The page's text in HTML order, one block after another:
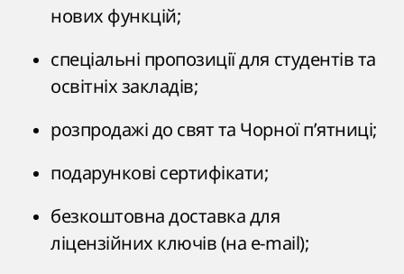
нових функцій;
спеціальні пропозиції для студентів та
освітніх закладів;
розпродажі до свят та Чорної п’ятниці;
подарункові сертифікати;
безкоштовна доставка для
ліцензійних ключів (на e-mail);